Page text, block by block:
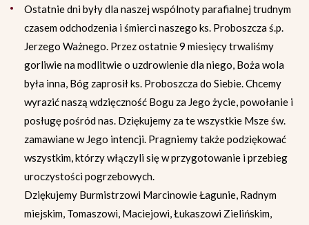
Ostatnie dni były dla naszej wspólnoty parafialnej trudnym
czasem odchodzenia i śmierci naszego ks. Proboszcza ś.p.
Jerzego Ważnego. Przez ostatnie 9 miesięcy trwaliśmy
gorliwie na modlitwie o uzdrowienie dla niego, Boża wola
była inna, Bóg zaprosił ks. Proboszcza do Siebie. Chcemy
wyrazić naszą wdzięczność Bogu za Jego życie, powołanie i
posługę pośród nas. Dziękujemy za te wszystkie Msze św.
zamawiane w Jego intencji. Pragniemy także podziękować
wszystkim, którzy włączyli się w przygotowanie i przebieg
uroczystości pogrzebowych.
Dziękujemy Burmistrzowi Marcinowie Łagunie, Radnym
miejskim, Tomaszowi, Maciejowi, Łukaszowi Zielińskim,